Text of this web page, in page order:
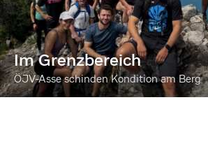
Im Grenzbereich
ÖJV-Asse schinden Kondition am Berg